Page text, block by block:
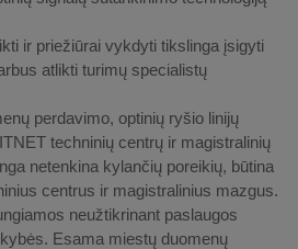
ir priežiūrai vykdyti tikslinga įsigyti
atlikti turimų specialistų
perdavimo, optinių ryšio linijų
techninių centrų ir magistralinių
netenkina kylančių poreikių, būtina
centrus ir magistralinius mazgus.
neužtikrinant paslaugos
Esama miestų duomenų